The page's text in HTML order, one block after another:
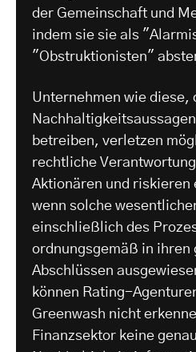
der Gemeinschaft und
indem sie sie als
"Obstruktionisten"
Unternehmen wie diese,
betreiben, verletzen
rechtliche
Aktionären und riskieren
wenn solche
einschließlich des
ordnungsgemäß in ihren
Abschlüssen
können Rating-
Greenwash nicht
Finanzsektor keine